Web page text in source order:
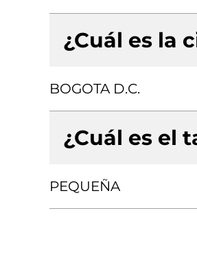
¿Cuál es la
BOGOTA D.C.
¿Cuál es el
PEQUEÑA